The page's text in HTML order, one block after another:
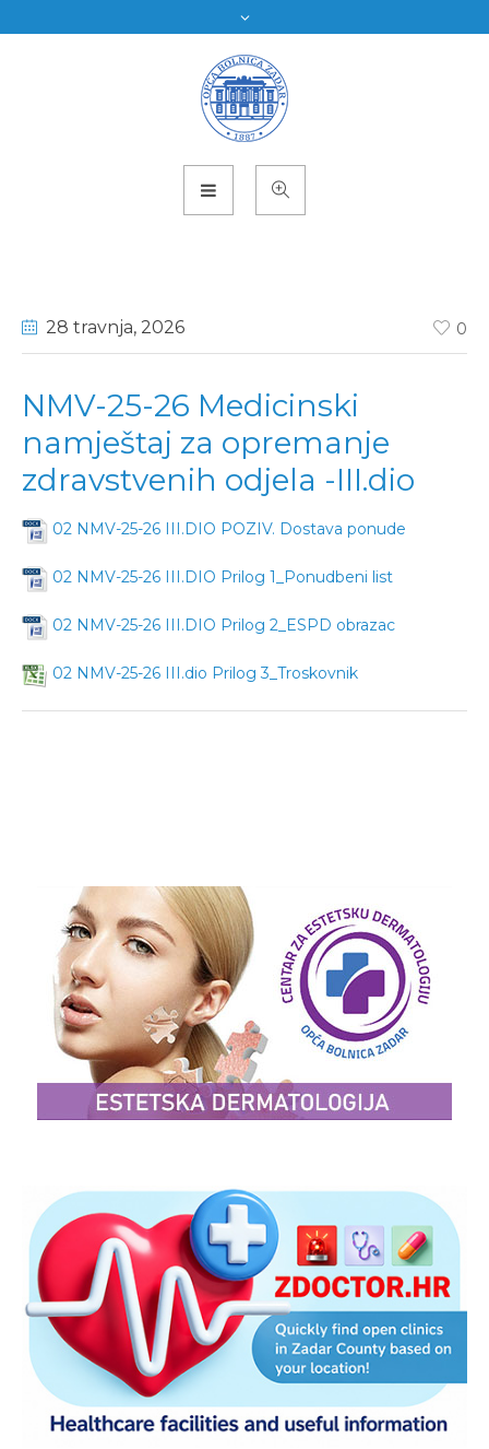
28 travnja, 2026 0
NMV-25-26 Medicinski
namještaj za opremanje
zdravstvenih odjela -III.dio
02 NMV-25-26 III.DIO POZIV. Dostava ponude
02 NMV-25-26 III.DIO Prilog 1_Ponudbeni list
02 NMV-25-26 III.DIO Prilog 2_ESPD obrazac
02 NMV-25-26 III.dio Prilog 3_Troskovnik